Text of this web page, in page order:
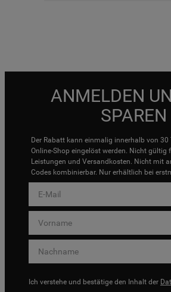
ANMELDEN
SPAREN
Der Rabatt kann einmalig innerhalb von 30
Online-Shop eingelöst werden. Nicht gültig
Leistungen und Versandkosten. Nicht mit
Codes kombinierbar. Nur erhältlich bei
Ich verstehe und bestätige den Inhalt der